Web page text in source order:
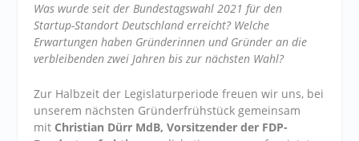
Was wurde seit der Bundestagswahl 2021 für den
Startup-Standort Deutschland erreicht? Welche
Erwartungen haben Gründerinnen und Gründer an die
verbleibenden zwei Jahren bis zur nächsten Wahl?
Zur Halbzeit der Legislaturperiode freuen wir uns, bei
unserem nächsten Gründerfrühstück gemeinsam
mit Christian Dürr MdB, Vorsitzender der FDP-